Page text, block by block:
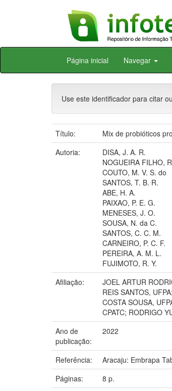
Skip
Página inicial Navegar
Use este identificador para citar
Título:
Mix de probióticos
Autoria:
DISA, J. A. R.
NOGUEIRA FILHO,
COUTO, M. V. S. do
SANTOS, T. B. R.
ABE, H. A.
PAIXAO, P. E. G.
MENESES, J. O.
SOUSA, N. da C.
SANTOS, C. C. M.
CARNEIRO, P. C. F.
PEREIRA, A. M. L.
FUJIMOTO, R. Y.
Afiliação:
JOEL ARTUR
REIS SANTOS,
COSTA SOUSA,
CPATC; RODRIGO
Ano de
publicação:
2022
Referência:
Aracaju: Embrapa
Páginas:
8 p.